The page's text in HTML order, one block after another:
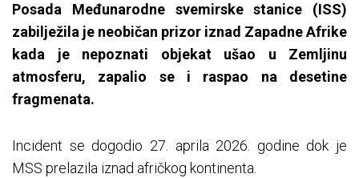
Posada Međunarodne svemirske stanice (ISS)
zabilježila je neobičan prizor iznad Zapadne Afrike
kada je nepoznati objekat ušao u Zemljinu
atmosferu, zapalio se i raspao na desetine
fragmenata.
Incident se dogodio 27. aprila 2026. godine dok je
MSS prelazila iznad afričkog kontinenta.